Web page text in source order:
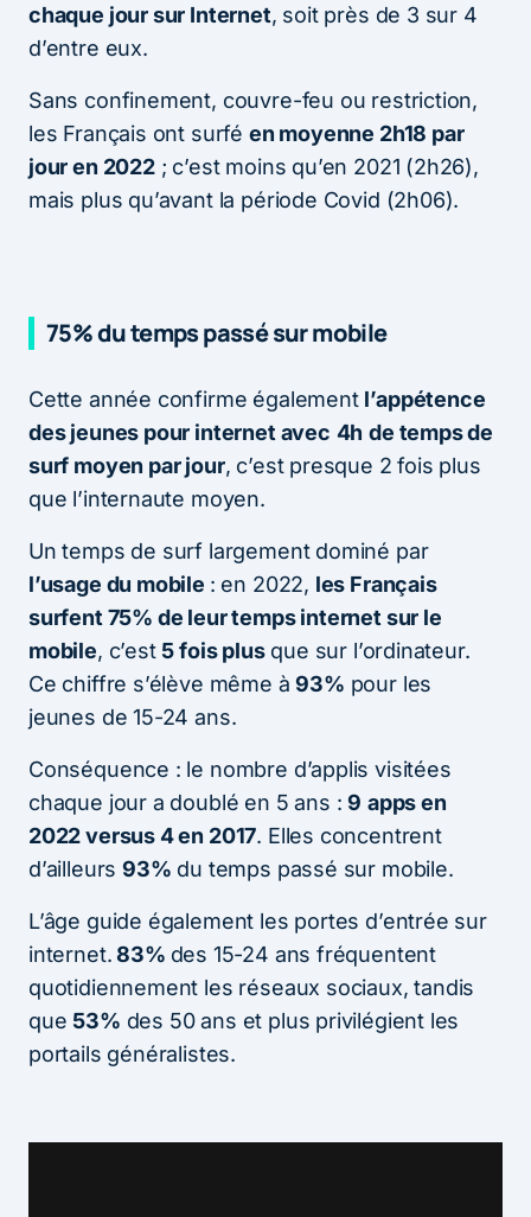
chaque jour sur Internet, soit près de 3 sur 4
d’entre eux.
Sans confinement, couvre-feu ou restriction,
les Français ont surfé en moyenne 2h18 par
jour en 2022; c’est moins qu’en 2021 (2h26),
mais plus qu’avant la période Covid (2h06).
75% du temps passé sur mobile
Cette année confirme également l’appétence
des jeunes pour internet avec 4h de temps de
surf moyen par jour, c’est presque 2 fois plus
que l’internaute moyen.
Un temps de surf largement dominé par
l’usage du mobile : en 2022, les Français
surfent 75% de leur temps internet sur le
mobile, c’est 5 fois plusque sur l’ordinateur.
Ce chiffre s’élève même à93% pour les
jeunes de 15-24 ans.
Conséquence : le nombre d’applis visitées
chaque jour a doublé en 5 ans :9 apps en
2022 versus 4 en 2017. Elles concentrent
d’ailleurs93% du temps passé sur mobile.
L’âge guide également les portes d’entrée sur
internet.83% des 15-24 ans fréquentent
quotidiennement les réseaux sociaux, tandis
que 53% des 50 ans et plus privilégient les
portails généralistes.